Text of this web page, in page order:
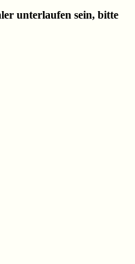
unterlaufen sein, bitte